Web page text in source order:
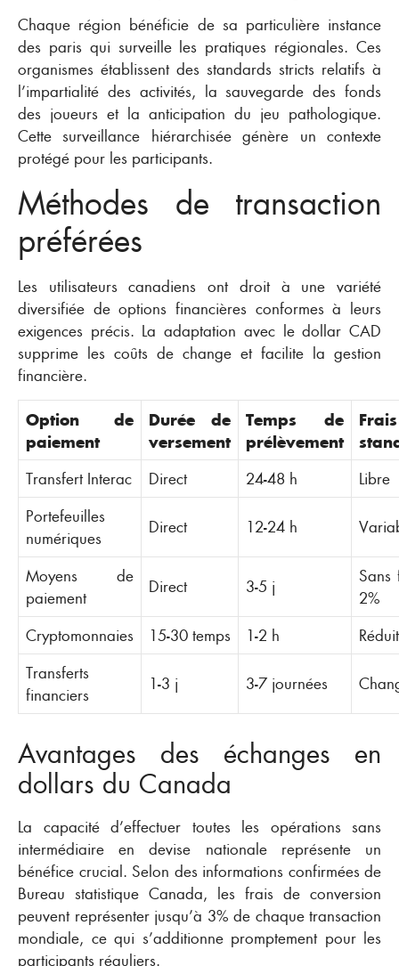
Chaque région bénéficie de sa particulière instance
des paris qui surveille les pratiques régionales. Ces
organismes établissent des standards stricts relatifs à
l’impartialité des activités, la sauvegarde des fonds
des joueurs et la anticipation du jeu pathologique.
Cette surveillance hiérarchisée génère un contexte
protégé pour les participants.
Méthodes de transaction
préférées
Les utilisateurs canadiens ont droit à une variété
diversifiée de options financières conformes à leurs
exigences précis. La adaptation avec le dollar CAD
supprime les coûts de change et facilite la gestion
financière.
Option de
paiement
Durée de
versement
Temps de
prélèvement
Frais
Transfert Interac Direct 24-48 h
Libre
Portefeuilles
numériques
Direct 12-24 h
Moyens de
paiement
Direct 3-5 j
Sans
2%
Cryptomonnaies
15-30 temps 1-2 h
Transferts
financiers
1-3 j 3-7 journées
Avantages des échanges en
dollars du Canada
La capacité d’effectuer toutes les opérations sans
intermédiaire en devise nationale représente un
bénéfice crucial. Selon des informations confirmées de
Bureau statistique Canada, les frais de conversion
peuvent représenter jusqu’à 3% de chaque transaction
mondiale, ce qui s’additionne promptement pour les
participants réguliers.